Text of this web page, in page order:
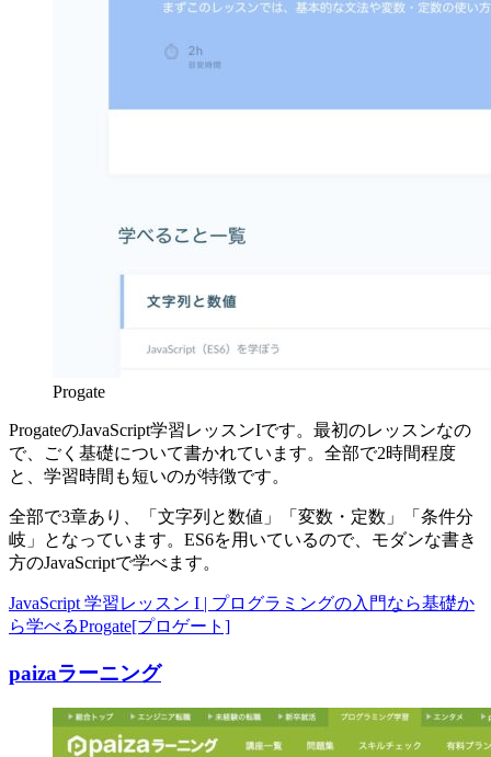
Progate
ProgateのJavaScript学習レッスンIです。最初のレッスンなの
で、ごく基礎について書かれています。全部で2時間程度
と、学習時間も短いのが特徴です。
全部で3章あり、「文字列と数値」「変数・定数」「条件分
岐」となっています。ES6を用いているので、モダンな書き
方のJavaScriptで学べます。
JavaScript 学習レッスン I | プログラミングの入門なら基礎か
ら学べるProgate[プロゲート]
paizaラーニング